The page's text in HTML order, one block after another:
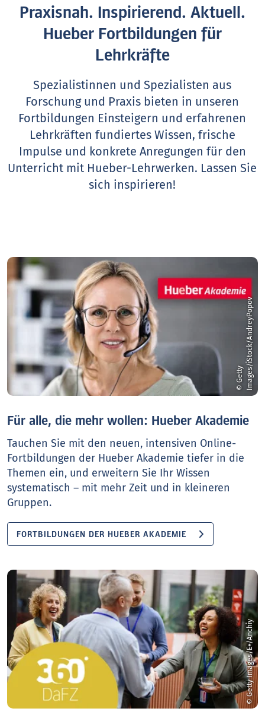
Praxisnah. Inspirierend. Aktuell.
Hueber Fortbildungen für
Lehrkräfte
Spezialistinnen und Spezialisten aus
Forschung und Praxis bieten in unseren
Fortbildungen Einsteigern und erfahrenen
Lehrkräften fundiertes Wissen, frische
Impulse und konkrete Anregungen für den
Unterricht mit Hueber-Lehrwerken. Lassen Sie
sich inspirieren!
©
G
e
t
t
y
I
m
a
g
e
s
/
i
S
t
o
c
k
/
A
n
d
r
e
y
P
o
p
ov
Für alle, die mehr wollen: Hueber Akademie
Tauchen Sie mit den neuen, intensiven Online-
Fortbildungen der Hueber Akademie tiefer in die
Themen ein, und erweitern Sie Ihr Wissen
systematisch – mit mehr Zeit und in kleineren
Gruppen.
FORTBILDUNGEN DER HUEBER AKADEMIE
© Getty Images/E+/Anchiy